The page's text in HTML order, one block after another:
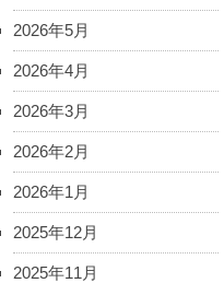
2026年5月
2026年4月
2026年3月
2026年2月
2026年1月
2025年12月
2025年11月